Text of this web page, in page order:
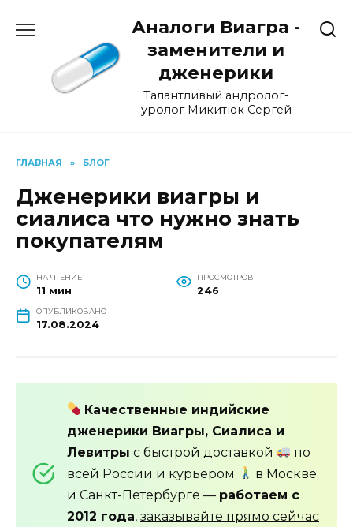
Аналоги Виагра -
заменители и
дженерики
Талантливый андролог-
уролог Микитюк Сергей
ГЛАВНАЯ » БЛОГ
Дженерики виагры и
сиалиса что нужно знать
покупателям
НА ЧТЕНИЕ
11 мин
ПРОСМОТРОВ
246
ОПУБЛИКОВАНО
17.08.2024
Качественные индийские
дженерики Виагры, Сиалиса и
Левитры с быстрой доставкой
по
всей России и курьером
в Москве
и Санкт-Петербурге — работаем с
2012 года, заказывайте прямо сейчас